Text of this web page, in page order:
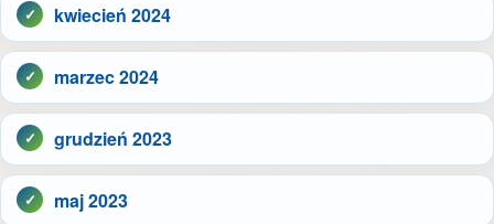
kwiecień 2024
marzec 2024
grudzień 2023
maj 2023